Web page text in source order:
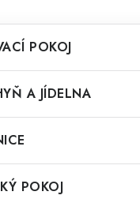
POKOJ
A JÍDELNA
POKOJ